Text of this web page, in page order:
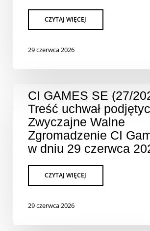
29 czerwca 2026
CI GAMES SE (27/
Treść uchwał
Zwyczajne Walne
Zgromadzenie CI
w dniu 29 czerwca
29 czerwca 2026